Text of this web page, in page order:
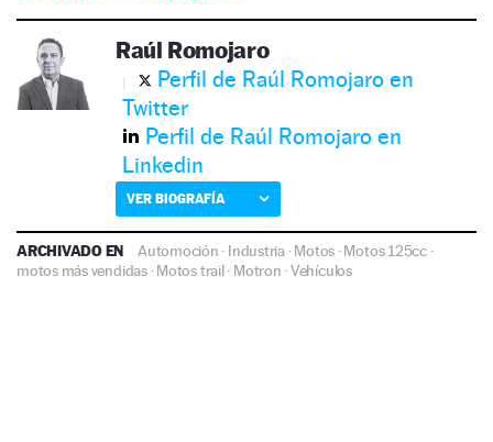
Raúl Romojaro
Perfil de Raúl Romojaro en
Twitter
Perfil de Raúl Romojaro en
Linkedin
VER BIOGRAFÍA
ARCHIVADO EN Automoción · Industria·Motos ·Motos 125cc·
motos más vendidas·Motos trail· Motron ·Vehículos